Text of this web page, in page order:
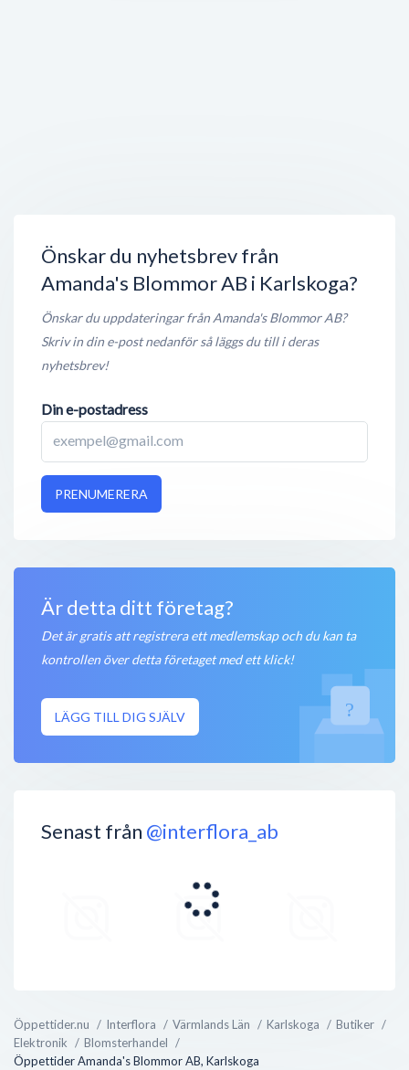
Öppettider.nu Interflora Värmlands Län Karlskoga
Butiker
Elektronik
Blomsterhandel
Öppettider Amanda's Blommor AB, Karlskoga
Önskar du nyhetsbrev från
Amanda's Blommor AB i Karlskoga?
Önskar du uppdateringar från Amanda's Blommor AB?
Skriv in din e-post nedanför så läggs du till i deras
nyhetsbrev!
Din e-postadress
PRENUMERERA
Är detta ditt företag?
Det är gratis att registrera ett medlemskap och du kan ta
kontrollen över detta företaget med ett klick!
LÄGG TILL DIG SJÄLV
Senast från @interflora_ab